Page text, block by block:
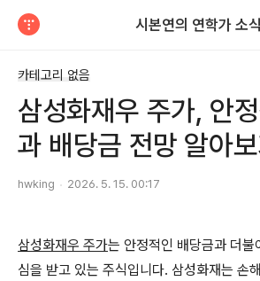
시본연의 연학가 소식
카테고리 없음
삼성화재우 주가, 안
과 배당금 전망 알아보
hwking 2026. 5. 15. 00:17
삼성화재우 주가는 안정적인 배당금과 더
심을 받고 있는 주식입니다. 삼성화재는 손